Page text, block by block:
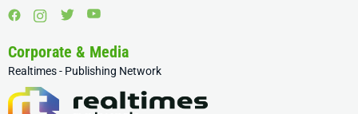
Corporate & Media
Realtimes - Publishing Network